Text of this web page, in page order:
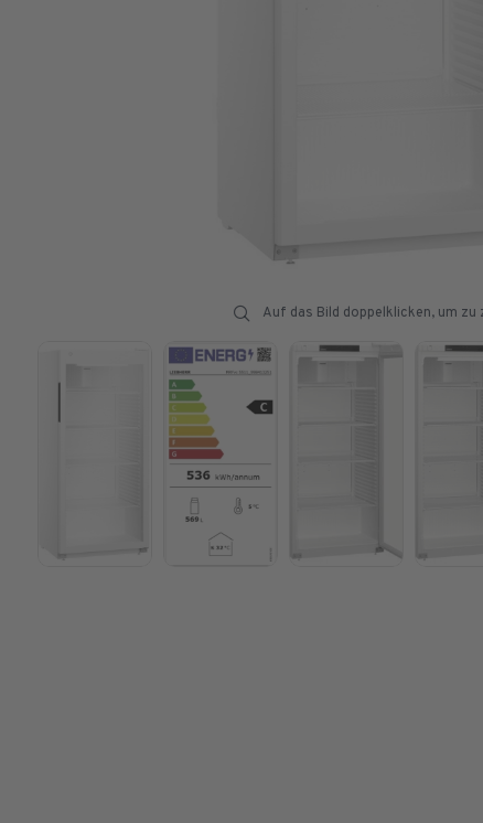
Auf das Bild doppelklicken, um zu